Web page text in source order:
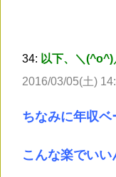
34: 以下、＼
2016/03/05(土)
ちなみに年収
こんな楽でい